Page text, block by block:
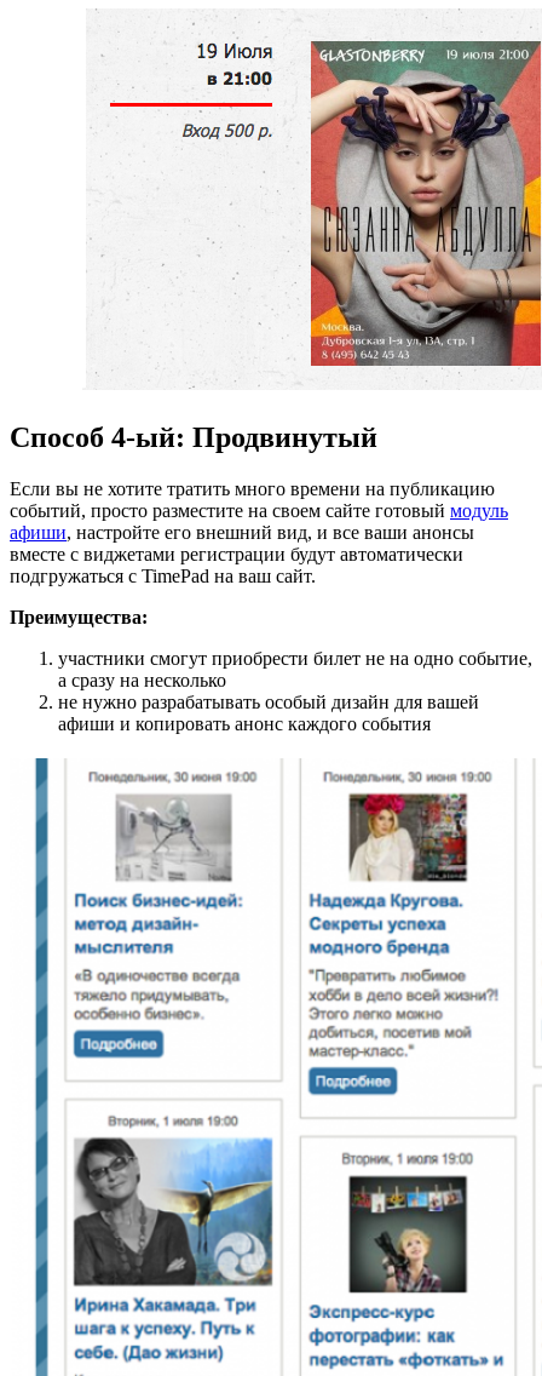
Способ 4-ый: Продвинутый
Если вы не хотите тратить много времени на публикацию
событий, просто разместите на своем сайте готовый модуль
афиши, настройте его внешний вид, и все ваши анонсы
вместе с виджетами регистрации будут автоматически
подгружаться с TimePad на ваш сайт.
Преимущества:
участники смогут приобрести билет не на одно событие,
а сразу на несколько
не нужно разрабатывать особый дизайн для вашей
афиши и копировать анонс каждого события